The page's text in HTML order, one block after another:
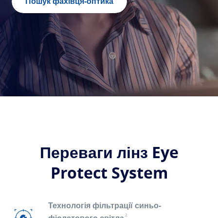
Фотохромні лінзи
Sun Lenses Стильний зір
Технологічні фільтри для повсякденних лінз
Покращення
Переваги лінз Eye
Protect System
Технологія фільтрації синьо-
2